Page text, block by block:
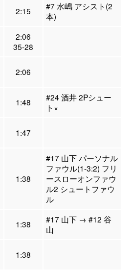
2:15
#7 水嶋 アシスト(2
本)
2:06
35-28
2:06
1:48
#24 酒井 2Pシュー
ト×
1:47
1:38
#17 山下 パーソナル
ファウル(1-3:2) フリ
ースローオンファウ
ル2 シュートファウ
ル
1:38
#17 山下 → #12 谷
山
1:38